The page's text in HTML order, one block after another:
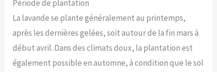
Période de plantation
La lavande se plante généralement au printemps,
après les dernières gelées, soit autour de la fin mars à
début avril. Dans des climats doux, la plantation est
également possible en automne, à condition que le sol